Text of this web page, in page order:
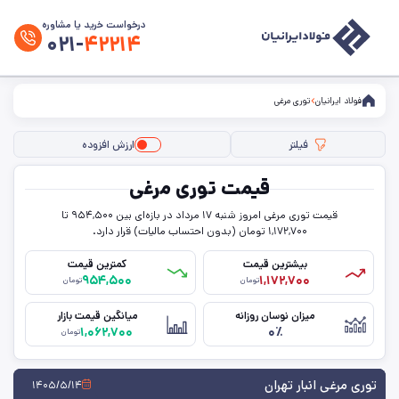
درخواست خرید یا مشاوره
۰۲۱-۴۲۲۱۴
فولاد ایرانیان توری مرغی
فیلتر ارزش افزوده
قیمت توری مرغی
قیمت توری مرغی امروز شنبه ۱۷ مرداد در بازه‌ای بین ۹۵۴,۵۰۰ تا
۱,۱۷۲,۷۰۰ تومان (بدون احتساب مالیات) قرار دارد.
بیشترین قیمت
۱,۱۷۲,۷۰۰تومان
کمترین قیمت
۹۵۴,۵۰۰تومان
میزان نوسان روزانه
۰٪
میانگین قیمت بازار
۱,۰۶۲,۷۰۰تومان
توری مرغی انبار تهران ۱۴۰۵/۵/۱۴